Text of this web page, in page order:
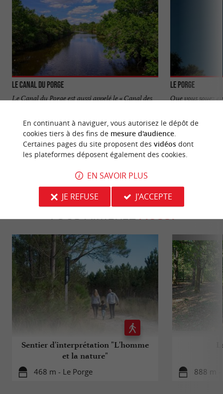
Le canal du Porge
Le Canal du Porge est aussi appelé le « Canal des
909 m - Le Porge
Le Porge
Que vous soyez
VOUS AIMEREZAUSSI
Sentier d'interprétation "L'homme
et la nature"
468 m - Le Porge 888 m -
En continuant à naviguer, vous autorisez le dépôt de
cookies tiers à des fins de mesure d'audience.
Certaines pages du site proposent des vidéosdont
les plateformes déposent également des cookies.
EN SAVOIR PLUS
JE REFUSE
J'ACCEPTE